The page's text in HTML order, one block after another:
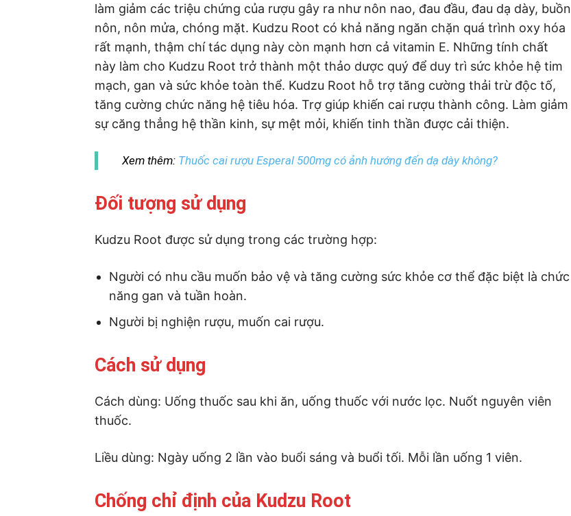
làm giảm các triệu chứng của rượu gây ra như nôn nao, đau đầu, đau dạ dày, buồn
nôn, nôn mửa, chóng mặt. Kudzu Root có khả năng ngăn chặn quá trình oxy hóa
rất mạnh, thậm chí tác dụng này còn mạnh hơn cả vitamin E. Những tính chất
này làm cho Kudzu Root trở thành một thảo dược quý để duy trì sức khỏe hệ tim
mạch, gan và sức khỏe toàn thể. Kudzu Root hỗ trợ tăng cường thải trừ độc tố,
tăng cường chức năng hệ tiêu hóa. Trợ giúp khiến cai rượu thành công. Làm giảm
sự căng thẳng hệ thần kinh, sự mệt mỏi, khiến tinh thần được cải thiện.
Xem thêm: Thuốc cai rượu Esperal 500mg có ảnh hướng đến dạ dày không?
Đối tượng sử dụng
Kudzu Root được sử dụng trong các trường hợp:
Người có nhu cầu muốn bảo vệ và tăng cường sức khỏe cơ thể đặc biệt là chức
năng gan và tuần hoàn.
Người bị nghiện rượu, muốn cai rượu.
Cách sử dụng
Cách dùng: Uống thuốc sau khi ăn, uống thuốc với nước lọc. Nuốt nguyên viên
thuốc.
Liều dùng: Ngày uống 2 lần vào buổi sáng và buổi tối. Mỗi lần uống 1 viên.
Chống chỉ định của Kudzu Root